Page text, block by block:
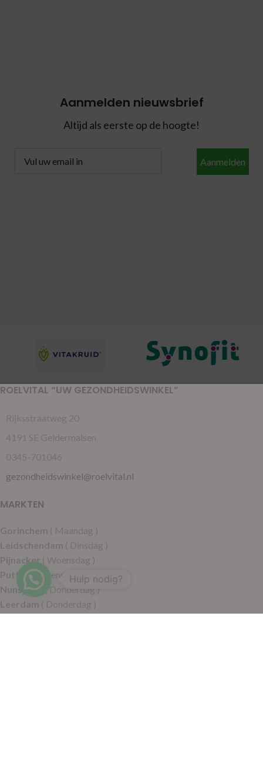
Aanmelden nieuwsbrief
Altijd als eerste op de hoogte!
Aanmelden
ROELVITAL “UW GEZONDHEIDSWINKEL”
Rijksstraatweg 20
4191 SE Geldermalsen
0345-701046
gezondheidswinkel@roelvital.nl
MARKTEN
Gorinchem ( Maandag )
Leidschendam ( Dinsdag )
Pijnacker ( Woensdag )
Putten( Woensdag )
Nunspeet ( Donderdag )
Leerdam
( Donderdag )
Hulp nodig?